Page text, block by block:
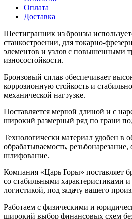
Оплата
Доставка
Шестигранник из бронзы
станкостроении, для токарно-
элементов и узлов с повышенными
износостойкости.
Бронзовый сплав обеспечивает
коррозионную стойкость и
механической нагрузке.
Поставляется мерной длиной и с
широкий размерный ряд по грани
Технологически материал удобен в
обрабатываемость, резьбонарезание,
шлифование.
Компания «Царь Горы» поставляет
со стабильными характеристиками
логистикой, под задачy вашего
Работаем с физическими и
широкий выбор финансовых схем